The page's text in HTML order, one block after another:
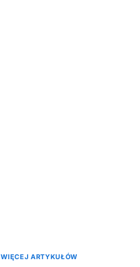
WIĘCEJ ARTYKUŁÓW